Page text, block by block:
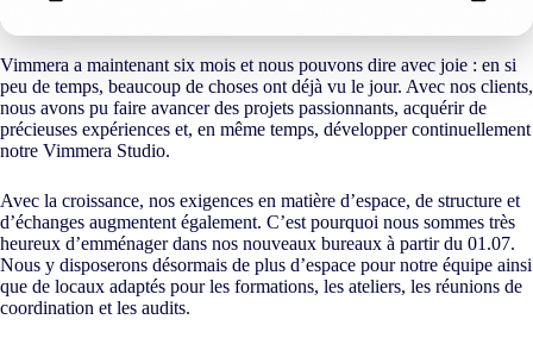
Vimmera a maintenant six mois et nous pouvons dire avec joie : en si
peu de temps, beaucoup de choses ont déjà vu le jour. Avec nos clients,
nous avons pu faire avancer des projets passionnants, acquérir de
précieuses expériences et, en même temps, développer continuellement
notre Vimmera Studio.
Avec la croissance, nos exigences en matière d’espace, de structure et
d’échanges augmentent également. C’est pourquoi nous sommes très
heureux d’emménager dans nos nouveaux bureaux à partir du 01.07.
Nous y disposerons désormais de plus d’espace pour notre équipe ainsi
que de locaux adaptés pour les formations, les ateliers, les réunions de
coordination et les audits.